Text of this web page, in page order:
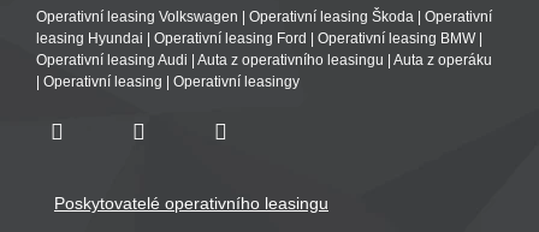
Operativní leasing Volkswagen Operativní leasing Škoda
Operativní
leasing Hyundai
Operativní leasing Ford Operativní leasing BMW|
Operativní leasing Audi
Auta z operativního leasingu
Auta z operáku
Operativní leasing Operativní leasingy
Poskytovatelé operativního leasingu